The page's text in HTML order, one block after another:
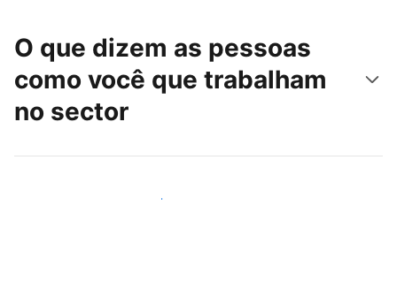
O que dizem as pessoas
como você que trabalham
no sector
Junte-se a outros anfitriões como você